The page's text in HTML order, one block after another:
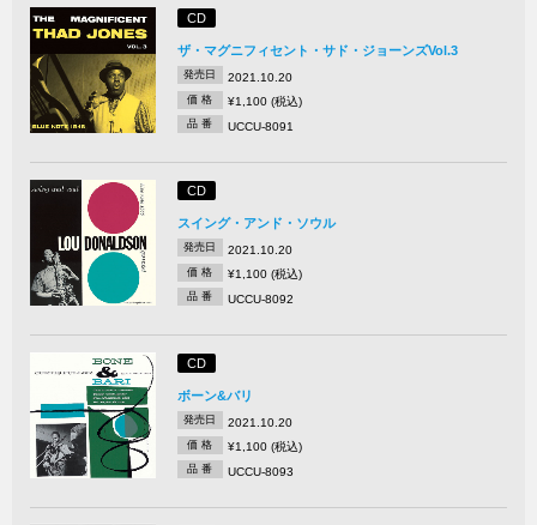
CD
ザ・マグニフィセント・サド・ジョーンズVol.3
発売日 2021.10.20
価 格 ¥1,100 (税込)
品 番 UCCU-8091
CD
スイング・アンド・ソウル
発売日 2021.10.20
価 格 ¥1,100 (税込)
品 番 UCCU-8092
CD
ボーン&バリ
発売日 2021.10.20
価 格 ¥1,100 (税込)
品 番 UCCU-8093